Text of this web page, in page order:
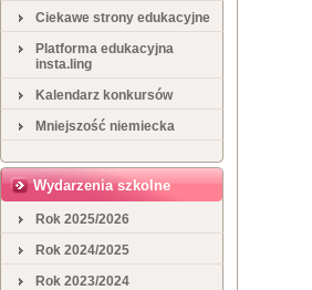
Ciekawe strony edukacyjne
Platforma edukacyjna
insta.ling
Kalendarz konkursów
Mniejszość niemiecka
Wydarzenia szkolne
Rok 2025/2026
Rok 2024/2025
Rok 2023/2024